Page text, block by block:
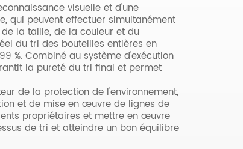
中文
visuelle et d'une
qui peuvent effectuer simultanément
la taille, de la couleur et du
du tri des bouteilles entières en
%. Combiné au système d'exécution
la pureté du tri final et permet
de la protection de l'environnement,
et de mise en œuvre de lignes de
propriétaires et mettre en œuvre
de tri et atteindre un bon équilibre